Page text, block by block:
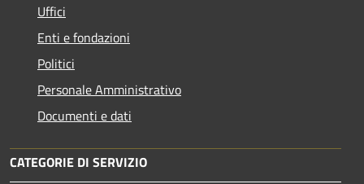
Uffici
Enti e fondazioni
Politici
Personale Amministrativo
Documenti e dati
CATEGORIE DI SERVIZIO